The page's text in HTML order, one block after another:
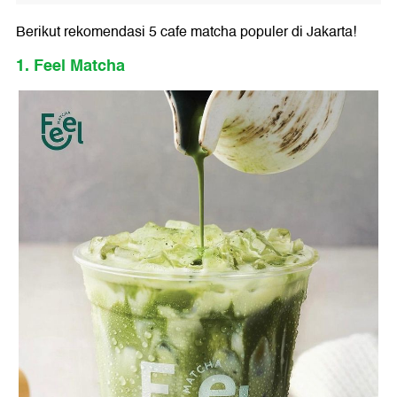
Berikut rekomendasi 5 cafe matcha populer di Jakarta!
1. Feel Matcha